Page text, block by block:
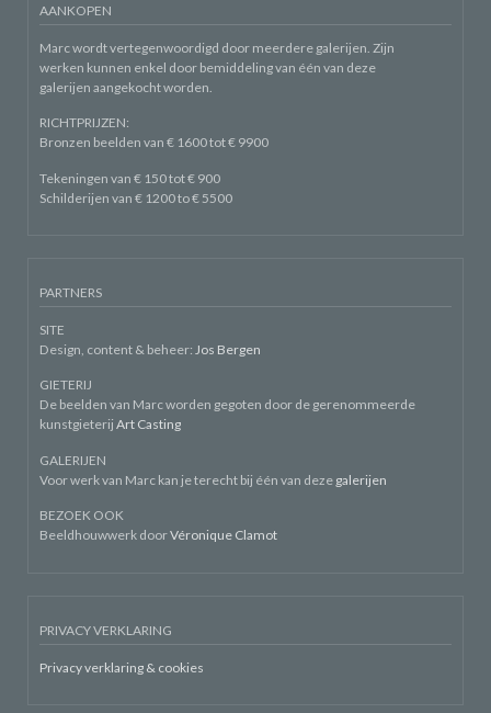
AANKOPEN
Marc wordt vertegenwoordigd door meerdere galerijen. Zijn
werken kunnen enkel door bemiddeling van één van deze
galerijen aangekocht worden.
RICHTPRIJZEN:
Bronzen beelden van € 1600 tot € 9900
Tekeningen van € 150 tot € 900
Schilderijen van € 1200 to € 5500
PARTNERS
SITE
Design, content & beheer: Jos Bergen
GIETERIJ
De beelden van Marc worden gegoten door de gerenommeerde
kunstgieterij Art Casting
GALERIJEN
Voor werk van Marc kan je terecht bij één van deze galerijen
BEZOEK OOK
Beeldhouwwerk doorVéronique Clamot
PRIVACY VERKLARING
Privacy verklaring & cookies